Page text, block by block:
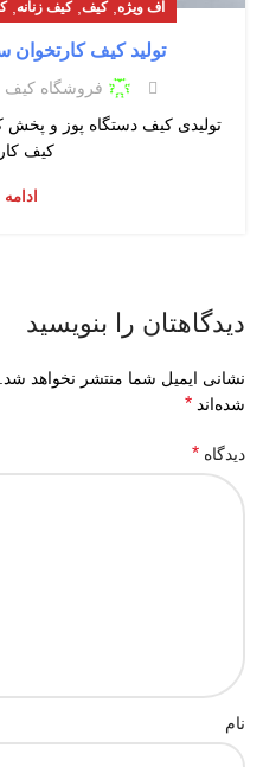
آف ویژه ,کیف ,کیف زنانه ,
تولید کیف کارتخوان
فروشگاه کیف
تولیدی کیف دستگاه پوز و پخش
کیف
دیدگاهتان را بنویسید
نشانی ایمیل شما منتشر نخواهد شد.
شده‌اند *
دیدگاه *
نام